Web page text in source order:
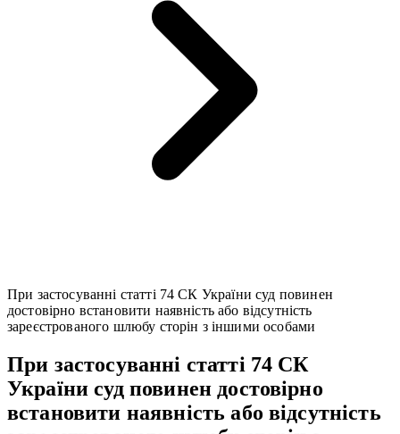
При застосуванні статті 74 СК України суд повинен
достовірно встановити наявність або відсутність
зареєстрованого шлюбу сторін з іншими особами
При застосуванні статті 74 СК
України суд повинен достовірно
встановити наявність або відсутність